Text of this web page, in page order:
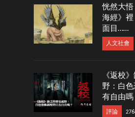
恍然大悟
海經》
面目……
人文社會
《返校
野：白
有自由嗎
評論